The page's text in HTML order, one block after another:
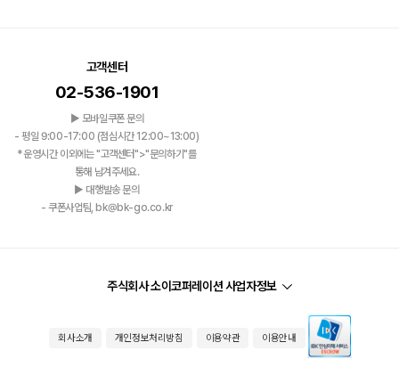
고객센터
02-536-1901
▶ 모바일쿠폰 문의
- 평일 9:00-17:00 (점심시간 12:00~13:00)
*운영시간 이외에는 "고객센터">"문의하기"를
통해 남겨주세요.
▶ 대행발송 문의
- 쿠폰사업팀, bk@bk-go.co.kr
주식회사 소이코퍼레이션 사업자정보
회사소개 개인정보처리방침 이용약관 이용안내